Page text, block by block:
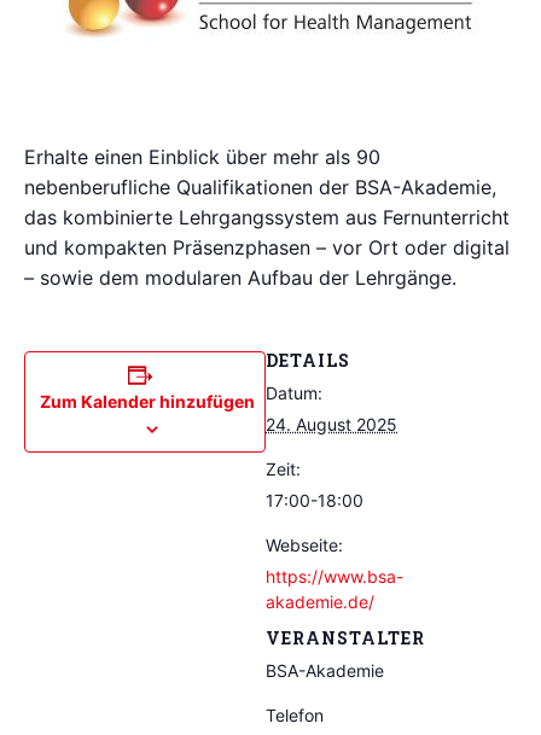
Erhalte einen Einblick über mehr als 90
nebenberufliche Qualifikationen der BSA-Akademie,
das kombinierte Lehrgangssystem aus Fernunterricht
und kompakten Präsenzphasen – vor Ort oder digital
– sowie dem modularen Aufbau der Lehrgänge.
Zum Kalender hinzufügen
DETAILS
Datum:
24. August 2025
Zeit:
17:00-18:00
Webseite:
https://www.bsa-
akademie.de/
VERANSTALTER
BSA-Akademie
Telefon